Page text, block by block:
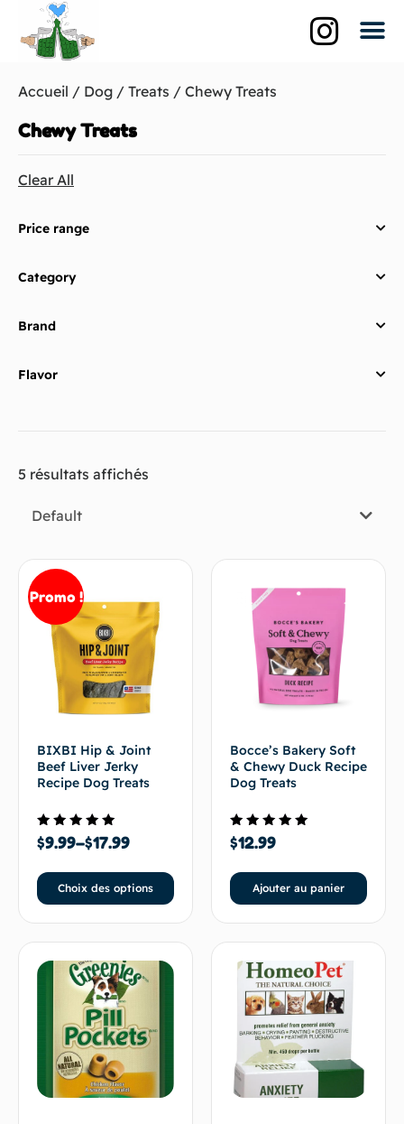
Accueil / Dog / Treats / Chewy Treats
Chewy Treats
Clear All
Price range
Category
Brand
Flavor
5 résultats affichés
Default
Promo !
BIXBI Hip & Joint
Beef Liver Jerky
Recipe Dog Treats
Note
5.00
$9.99–$17.99
Choix des options
Bocce’s Bakery Soft
& Chewy Duck Recipe
Dog Treats
Note
5.00
$12.99
Ajouter au panier